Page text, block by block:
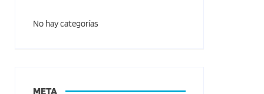
No hay categorías
META